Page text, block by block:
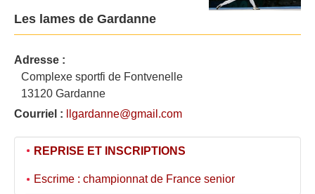
Les lames de Gardanne
Adresse :
Complexe sportfi de Fontvenelle
13120 Gardanne
Courriel :
llgardanne@gmail.com
REPRISE ET INSCRIPTIONS
Escrime : championnat de France senior